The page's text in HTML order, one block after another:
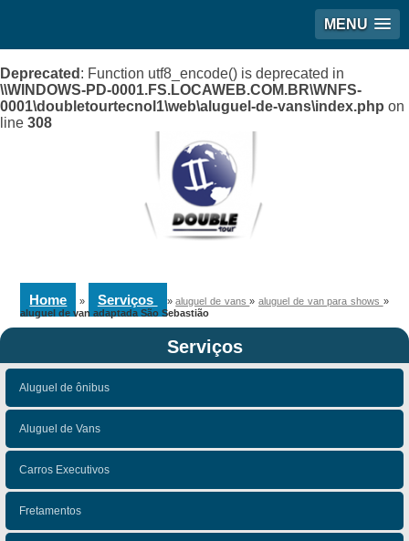
MENU
Deprecated : Function utf8_encode() is deprecated in
\\WINDOWS-PD-0001.FS.LOCAWEB.COM.BR\WNFS-
0001\doubletourtecnol1\web\aluguel-de-vans\index.php on
line 308
Home » Serviços »aluguel de vans»aluguel de van para shows »
aluguel de van adaptada São Sebastião
Serviços
Aluguel de ônibus
Aluguel de Vans
Carros Executivos
Fretamentos